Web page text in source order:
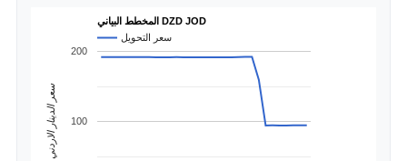
المخطط البياني DZD JOD
سعر التحويل
100
200
سعر الدينار الاردني